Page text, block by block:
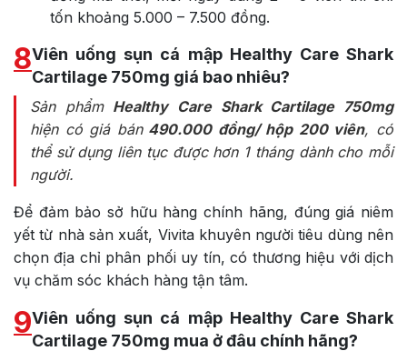
tốn khoảng 5.000 – 7.500 đồng.
8Viên uống sụn cá mập Healthy Care Shark
Cartilage 750mg giá bao nhiêu?
Sản phẩm Healthy Care Shark Cartilage 750mg
hiện có giá bán490.000 đồng/ hộp 200 viên, có
thể sử dụng liên tục được hơn 1 tháng dành cho mỗi
người.
Để đảm bảo sở hữu hàng chính hãng, đúng giá niêm
yết từ nhà sản xuất, Vivita khuyên người tiêu dùng nên
chọn địa chỉ phân phối uy tín, có thương hiệu với dịch
vụ chăm sóc khách hàng tận tâm.
9Viên uống sụn cá mập Healthy Care Shark
Cartilage 750mg mua ở đâu chính hãng?